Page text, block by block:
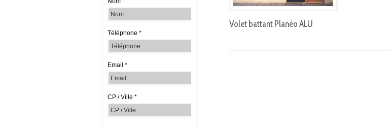
Volet battant Planéo ALU
Téléphone *
Email *
CP / Ville *